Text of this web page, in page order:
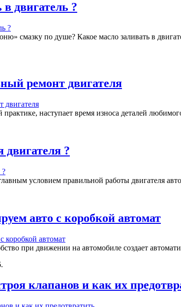
двигатель ?
смазку по душе? Какое масло заливать в
ремонт двигателя
наступает время износа деталей
двигателя ?
условием правильной работы двигателя
авто с коробкой автомат
при движении на автомобиле создает
клапанов и как их